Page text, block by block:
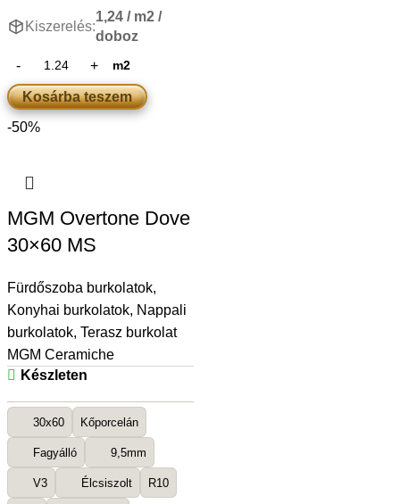
Kiszerelés:
1,24 / m2 /
doboz
m2
Kosárba teszem
-50%
MGM Overtone Dove
30×60 MS
Fürdőszoba burkolatok,
Konyhai burkolatok, Nappali
burkolatok, Terasz burkolat
MGM Ceramiche
Készleten
30x60 Kőporcelán
Fagyálló 9,5mm
V3 Élcsiszolt R10